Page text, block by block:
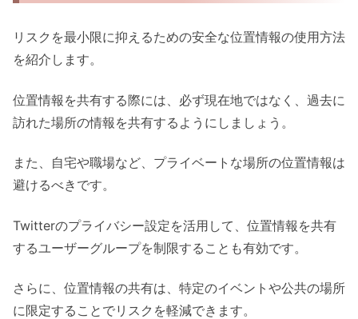
リスクを最小限に抑えるための安全な位置情報の使用方法
を紹介します。
位置情報を共有する際には、必ず現在地ではなく、過去に
訪れた場所の情報を共有するようにしましょう。
また、自宅や職場など、プライベートな場所の位置情報は
避けるべきです。
Twitterのプライバシー設定を活用して、位置情報を共有
するユーザーグループを制限することも有効です。
さらに、位置情報の共有は、特定のイベントや公共の場所
に限定することでリスクを軽減できます。